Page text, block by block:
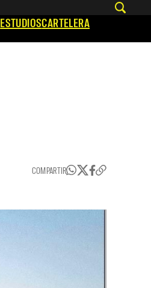
ESTUDIOSCARTELERA
COMPARTIR